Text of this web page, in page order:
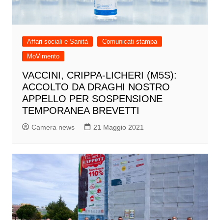
Affari sociali e Sanità
Comunicati stampa
MoVimento
VACCINI, CRIPPA-LICHERI (M5S):
ACCOLTO DA DRAGHI NOSTRO
APPELLO PER SOSPENSIONE
TEMPORANEA BREVETTI
Camera news 21 Maggio 2021